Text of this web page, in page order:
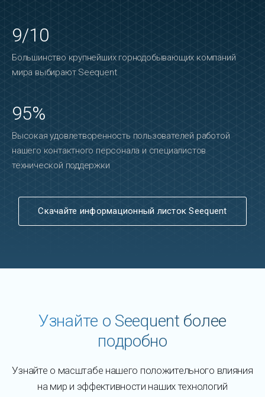
9/10
Большинство крупнейших горнодобывающих компаний
мира выбирают Seequent
95%
Высокая удовлетворенность пользователей работой
нашего контактного персонала и специалистов
технической поддержки
Скачайте информационный листок Seequent
Узнайте о Seequent более
подробно
Узнайте о масштабе нашего положительного влияния
на мир и эффективности наших технологий